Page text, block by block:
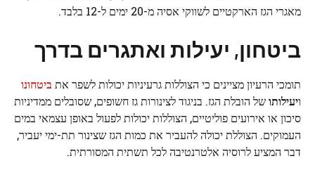
מאגרי הגז הארקטיים לשווקי אסיה מ-20 ימים ל-12 בלבד.
ביטחון, יעילות ואתגרים בדרך
תומכי הרעיון מציינים כי הצוללות גרעיניות יכולות לשפר את ביטחונו
ויעילותושל הובלת הגז. בניגוד לצינורות גז חשופים, שסובלים ממדיניות
סיכון או אירועים פוליטיים, הצוללות יכולות לפעול באופן עצמאי במים
העמוקים. הצוללת יכולה להעביר את כמות הגז שצינור תת-ימי יעביר,
דבר המציע לרוסיה אלטרנטיבה לכל תשתית המסורתית.